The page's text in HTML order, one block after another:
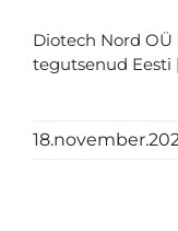
Diotech Nord
tegutsenud Eesti